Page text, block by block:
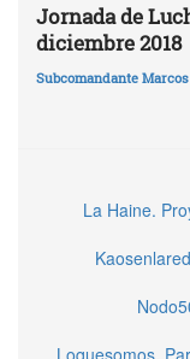
Jornada de
diciembre 2018
Subcomandante Marcos
La Haine.
Loquesomos.